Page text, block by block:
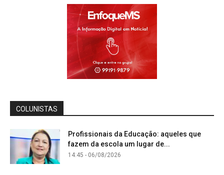
COLUNISTAS
Profissionais da Educação: aqueles que
fazem da escola um lugar de...
14:45 - 06/08/2026